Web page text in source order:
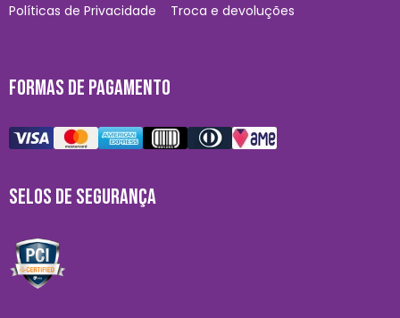
Políticas de Privacidade Troca e devoluções
FORMAS DE PAGAMENTO
SELOS DE SEGURANÇA